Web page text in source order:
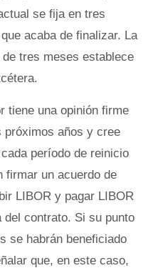
se fija en tres
acaba de finalizar. La
tres meses establece
tiene una opinión firme
próximos años y cree
período de reinicio
firmar un acuerdo de
LIBOR y pagar LIBOR
contrato. Si su punto
se habrán beneficiado
que, en este caso,